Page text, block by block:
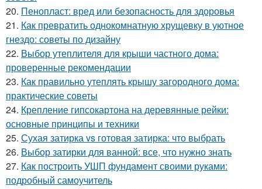
20. Пенопласт: вред или безопасность для здоровья
21. Как превратить однокомнатную хрущевку в уютное
гнездо: советы по дизайну
22. Выбор утеплителя для крыши частного дома:
проверенные рекомендации
23. Как правильно утеплять крышу загородного дома:
практические советы
24. Крепление гипсокартона на деревянные рейки:
основные принципы и техники
25. Сухая затирка vs готовая затирка: что выбрать
26. Выбор затирки для ванной: все, что нужно знать
27. Как построить УШП фундамент своими руками:
подробный самоучитель